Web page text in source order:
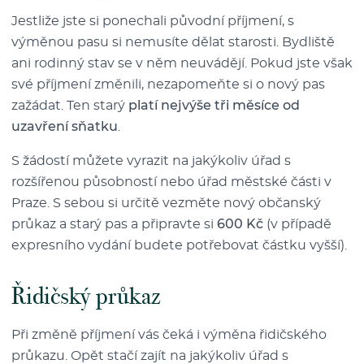
Jestliže jste si ponechali původní příjmení, s
výměnou pasu si nemusíte dělat starosti. Bydliště
ani rodinný stav se v něm neuvádějí. Pokud jste však
své příjmení změnili, nezapomeňte si o nový pas
zažádat. Ten starý platí nejvýše tři měsíce od
uzavření sňatku.
S žádostí můžete vyrazit na jakýkoliv úřad s
rozšířenou působností nebo úřad městské části v
Praze. S sebou si určitě vezměte nový občanský
průkaz a starý pas a připravte si 600 Kč (v případě
expresního vydání budete potřebovat částku vyšší).
Řidičský průkaz
Při změně příjmení vás čeká i výměna řidičského
průkazu. Opět stačí zajít na jakýkoliv úřad s